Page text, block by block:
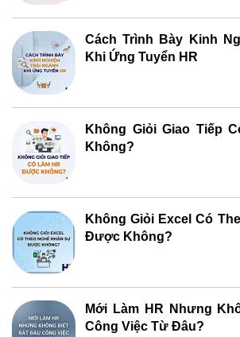
Cách Trình Bày Kinh
Khi Ứng Tuyển HR
Không Giỏi Giao Tiếp
Không?
Không Giỏi Excel Có
Được Không?
Mới Làm HR Nhưng
Công Việc Từ Đâu?